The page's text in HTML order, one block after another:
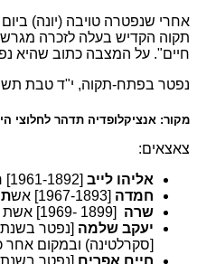
אחרי שנפטרה טויבה (יונה)
תקוה הקדיש בעלה לזכרה
חיים". על המצבה כתוב שהיא
נפטר בפתח-תקוה, י"ד טבת תש"ג (1943)
מקור: אנציקלופדיה תדהר לחלוצי
צאצאים:
אליהו לייב [1961-1892] רעייתו
חמדה [1967-1893] אש
ת
שרה
[1899 -1969] אשת
יעקב שלמה
[סקרלטינה) ובמקום אחר